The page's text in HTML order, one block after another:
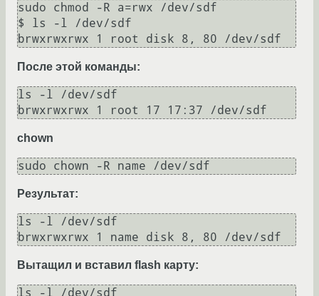
sudo chmod -R a=rwx /dev/sdf
$ ls -l /dev/sdf
После этой команды:
ls -l /dev/sdf
chown
Результат:
ls -l /dev/sdf
Вытащил и вставил flash карту:
ls -l /dev/sdf